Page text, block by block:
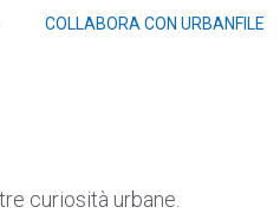
COLLABORA CON URBANFILE
curiosità urbane.